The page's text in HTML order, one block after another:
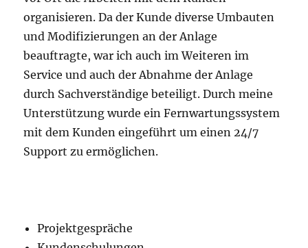
organisieren. Da der Kunde diverse Umbauten
und Modifizierungen an der Anlage
beauftragte, war ich auch im Weiteren im
Service und auch der Abnahme der Anlage
durch Sachverständige beteiligt. Durch meine
Unterstützung wurde ein Fernwartungssystem
mit dem Kunden eingeführt um einen 24/7
Support zu ermöglichen.
Projektgespräche